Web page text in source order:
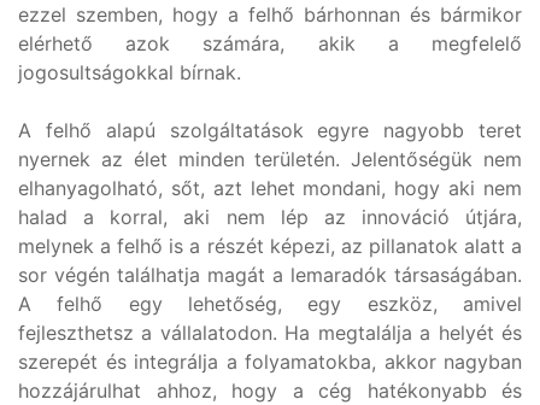
ezzel szemben, hogy a felhő bárhonnan és bármikor
elérhető azok számára, akik a megfelelő
jogosultságokkal bírnak.
A felhő alapú szolgáltatások egyre nagyobb teret
nyernek az élet minden területén. Jelentőségük nem
elhanyagolható, sőt, azt lehet mondani, hogy aki nem
halad a korral, aki nem lép az innováció útjára,
melynek a felhő is a részét képezi, az pillanatok alatt a
sor végén találhatja magát a lemaradók társaságában.
A felhő egy lehetőség, egy eszköz, amivel
fejleszthetsz a vállalatodon. Ha megtalálja a helyét és
szerepét és integrálja a folyamatokba, akkor nagyban
hozzájárulhat ahhoz, hogy a cég hatékonyabb és